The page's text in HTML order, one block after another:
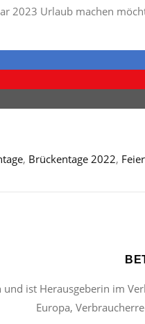
2023 Urlaub machen
, Brückentage 2022,
ist Herausgeberin im
Europa,